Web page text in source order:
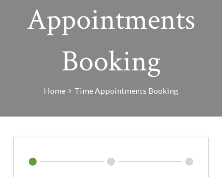
Appointments
Booking
Home Time Appointments Booking